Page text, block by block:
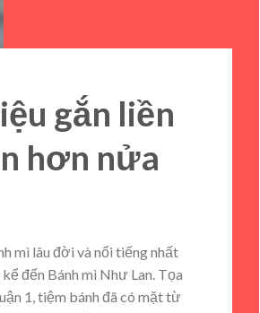
gắn liền
hơn nửa
mì lâu đời và nổi tiếng nhất
đến Bánh mì Như Lan. Tọa
1, tiệm bánh đã có mặt từ